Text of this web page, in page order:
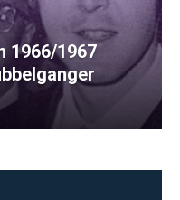
1966/1967